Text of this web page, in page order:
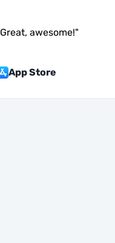
Great, awesome!"
App Store